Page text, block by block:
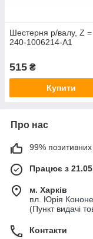
Шестерня р/валу, Z
240-1006214-А1
515 ₴
Купити
Про нас
99% позитивних
Працює з
м. Харків
пл. Юрія
(Пункт видачі
Контакти